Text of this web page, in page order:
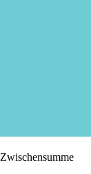
Zwischensumme